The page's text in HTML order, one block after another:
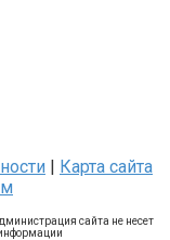
| Карта сайта
сайта не несет